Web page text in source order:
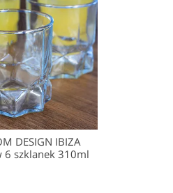
DESIGN IBIZA
6 szklanek 310ml